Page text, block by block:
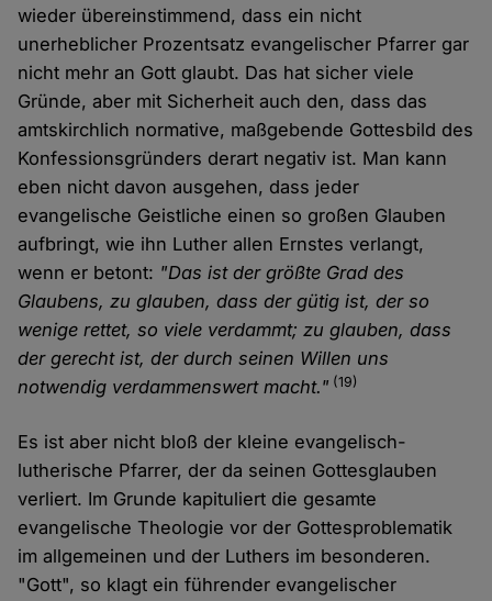
wieder übereinstimmend, dass ein nicht
unerheblicher Prozentsatz evangelischer Pfarrer gar
nicht mehr an Gott glaubt. Das hat sicher viele
Gründe, aber mit Sicherheit auch den, dass das
amtskirchlich normative, maßgebende Gottesbild des
Konfessionsgründers derart negativ ist. Man kann
eben nicht davon ausgehen, dass jeder
evangelische Geistliche einen so großen Glauben
aufbringt, wie ihn Luther allen Ernstes verlangt,
wenn er betont: "Das ist der größte Grad des
Glaubens, zu glauben, dass der gütig ist, der so
wenige rettet, so viele verdammt; zu glauben, dass
der gerecht ist, der durch seinen Willen uns
notwendig verdammenswert macht." (19)
Es ist aber nicht bloß der kleine evangelisch-
lutherische Pfarrer, der da seinen Gottesglauben
verliert. Im Grunde kapituliert die gesamte
evangelische Theologie vor der Gottesproblematik
im allgemeinen und der Luthers im besonderen.
"Gott", so klagt ein führender evangelischer